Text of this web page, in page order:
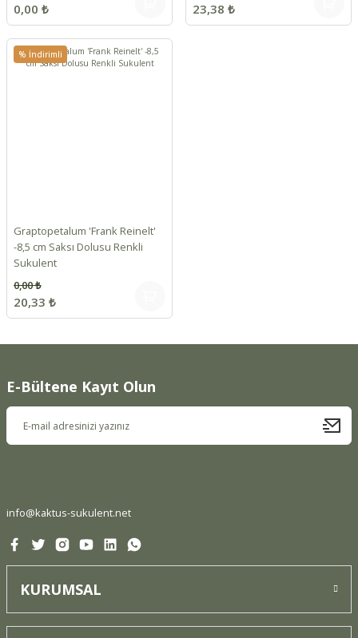
0,00 ₺ 23,38 ₺
% İndirimli
Graptopetalum 'Frank Reinelt'
-8,5 cm Saksı Dolusu Renkli
Sukulent
20,33 ₺
0,00 ₺
E-Bültene Kayıt Olun
info@kaktus-sukulent.net
KURUMSAL